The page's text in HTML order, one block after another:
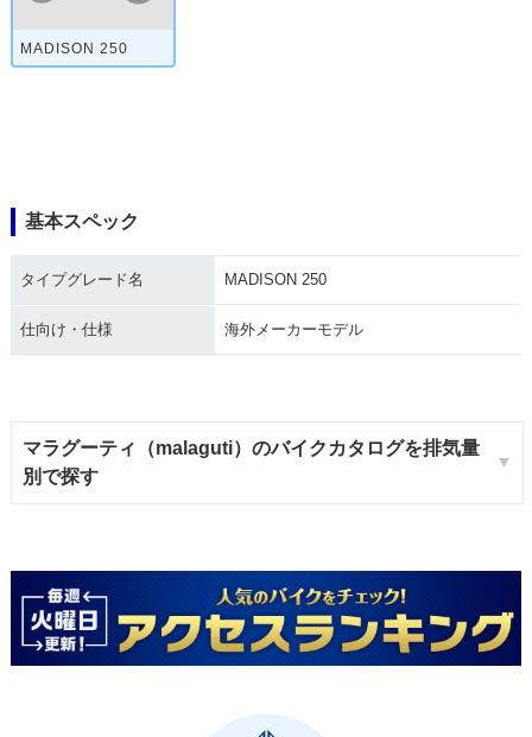
MADISON 250
基本スペック
タイプグレード名 MADISON 250
仕向け・仕様 海外メーカーモデル
マラグーティ（malaguti）のバイクカタログを排気量
別で探す